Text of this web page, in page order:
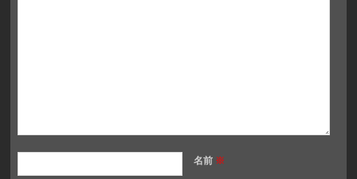
名前 ※